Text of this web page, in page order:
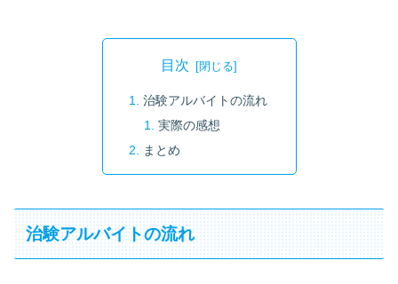
目次
治験アルバイトの流れ
実際の感想
まとめ
治験アルバイトの流れ